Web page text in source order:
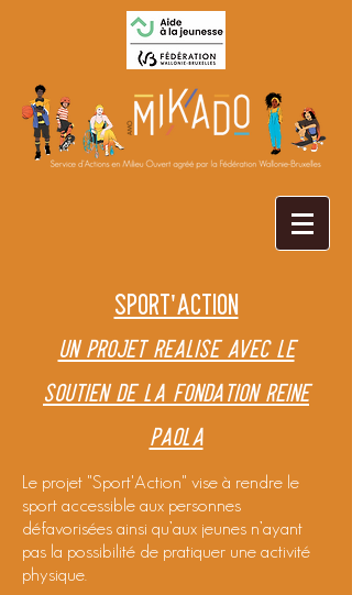
Sport'Action
Un projet réalisé avec le
soutien de la Fondation Reine
Paola
Le projet "Sport'Action" vise à rendre le
sport accessible aux personnes
défavorisées ainsi qu’aux jeunes n’ayant
pas la possibilité de pratiquer une activité
physique.